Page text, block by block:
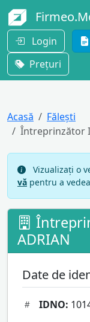
Login
Prețuri
Acasă
Fălești
Întreprinzător
Vizualizați o
vă pentru a
ADRIAN
Date de
IDNO: